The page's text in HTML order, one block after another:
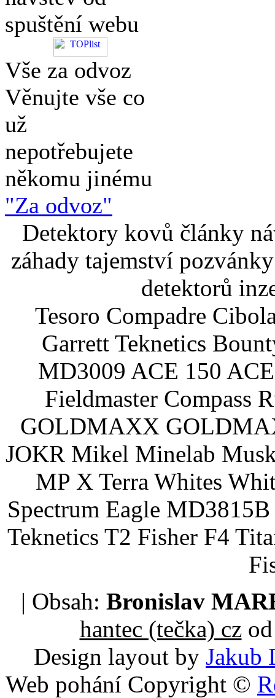
spuštění webu
Vše za odvoz
Věnujte vše co
už
nepotřebujete
někomu jinému
"Za odvoz"
Detektory kovů články
záhady tajemství
detektorů
Tesoro Compadre
Garrett Teknetics
MD3009 ACE 150
Fieldmaster Compass
GOLDMAXX
JOKR Mikel Minelab
MP X Terra Whites
Spectrum Eagle
Teknetics T2 Fisher F4
| Obsah: Bronislav
hantec (tečka) czod
Design layout by Jakub
Web pohání Copyright ©